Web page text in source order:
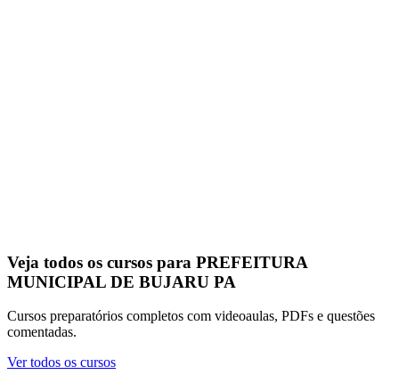
Veja todos os cursos para PREFEITURA
MUNICIPAL DE BUJARU PA
Cursos preparatórios completos com videoaulas, PDFs e questões
comentadas.
Ver todos os cursos